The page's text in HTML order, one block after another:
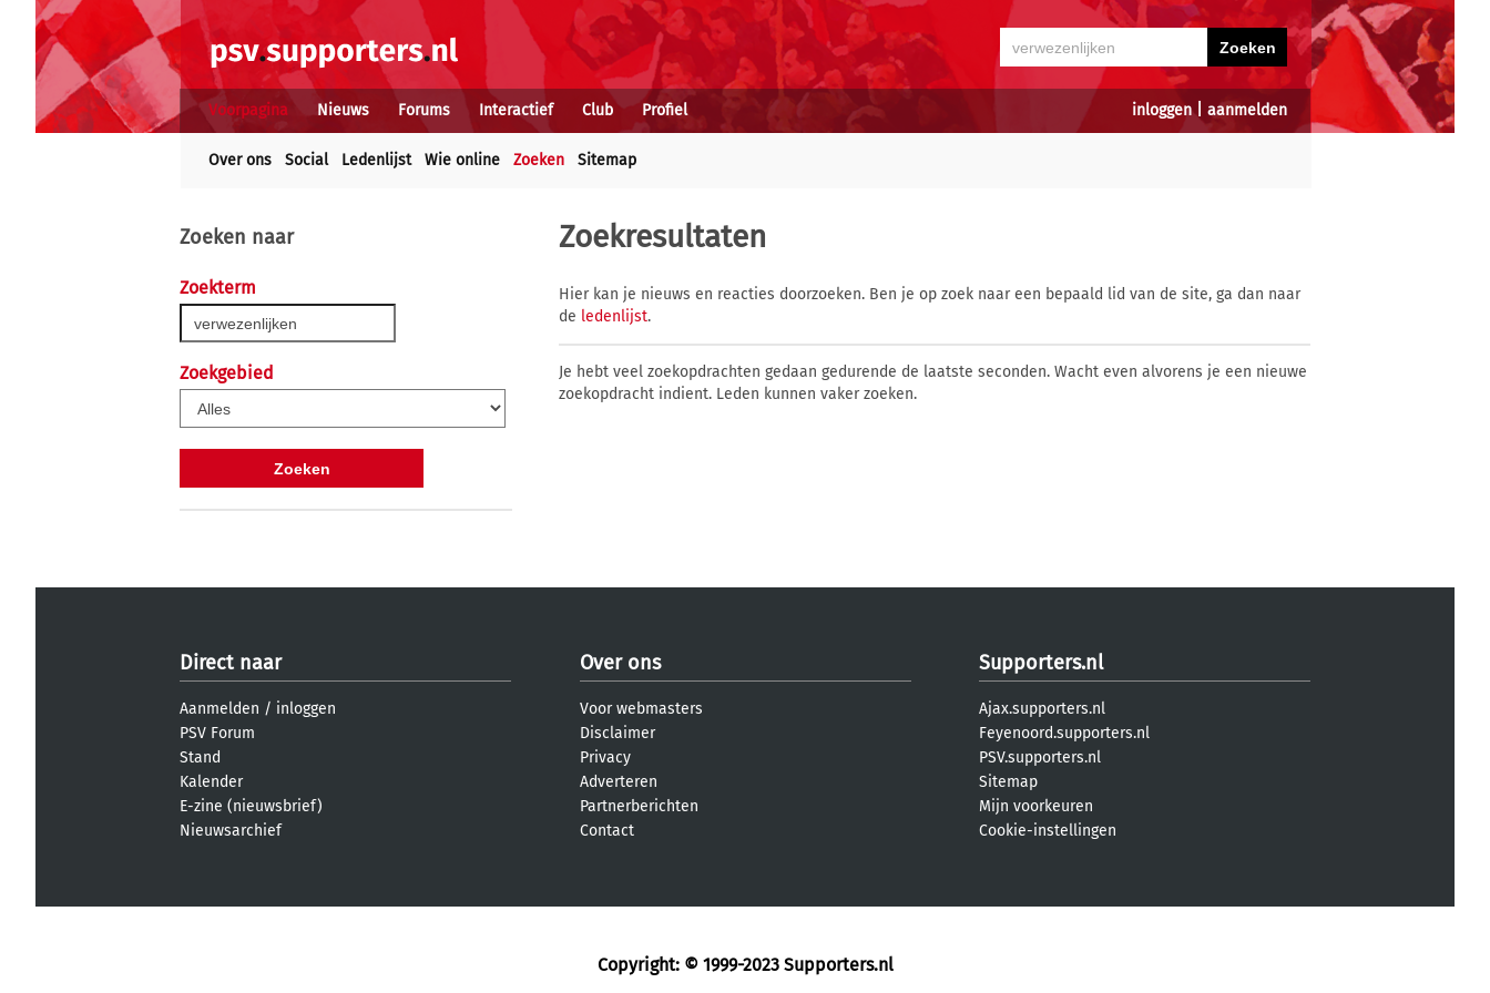
inloggen| aanmelden
Voorpagina Nieuws Forums Interactief Club Profiel
Over ons Social Ledenlijst Wie online Zoeken Sitemap
Zoeken naar
Zoekterm
Zoekgebied
Zoekresultaten
Hier kan je nieuws en reacties doorzoeken. Ben je op zoek naar een bepaald lid van de site, ga dan naar
de ledenlijst.
Je hebt veel zoekopdrachten gedaan gedurende de laatste seconden. Wacht even alvorens je een nieuwe
zoekopdracht indient. Leden kunnen vaker zoeken.
Direct naar
Aanmelden / inloggen
PSV Forum
Stand
Kalender
E-zine (nieuwsbrief)
Nieuwsarchief
Over ons
Voor webmasters
Disclaimer
Privacy
Adverteren
Partnerberichten
Contact
Supporters.nl
Ajax.supporters.nl
Feyenoord.supporters.nl
PSV.supporters.nl
Sitemap
Mijn voorkeuren
Cookie-instellingen
Copyright: © 1999-2023 Supporters.nl